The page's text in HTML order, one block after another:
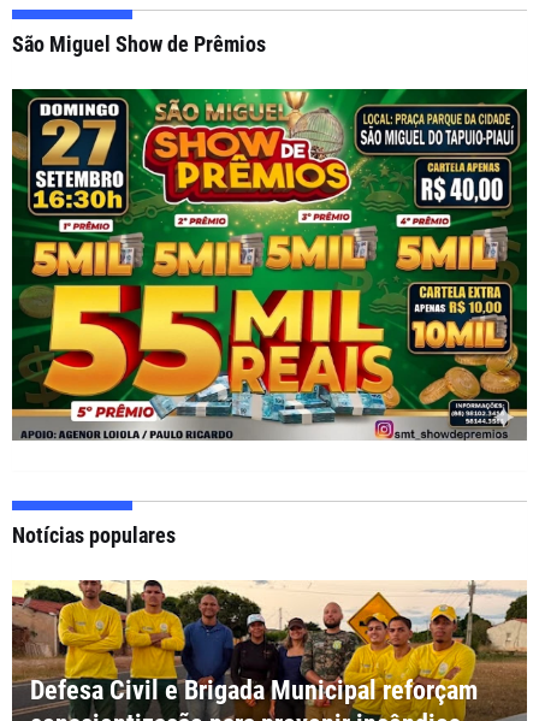
São Miguel Show de Prêmios
Notícias populares
Defesa Civil e Brigada Municipal reforçam